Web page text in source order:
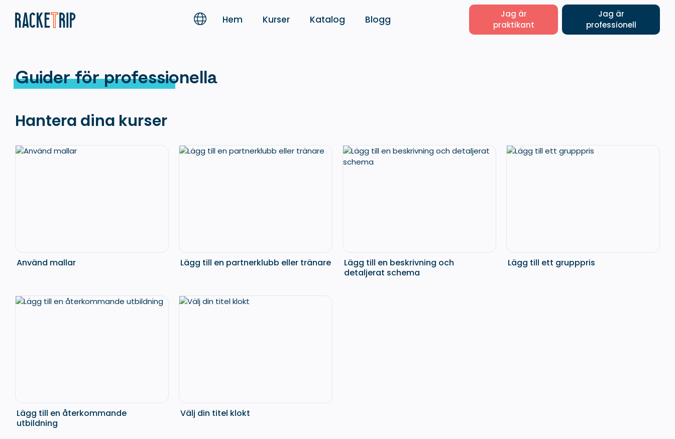
Hem Kurser Katalog Blogg
Jag är
praktikant
Jag är
professionell
Guider för professionella
Hantera dina kurser
Använd mallar Lägg till en partnerklubb eller tränare
Lägg till en beskrivning och
detaljerat schema
Lägg till ett grupppris
Lägg till en återkommande
utbildning
Välj din titel klokt